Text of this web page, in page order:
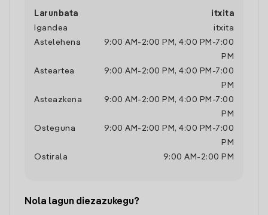
Larunbata
itxita
Igandea
itxita
Astelehena
9:00 AM - 2:00 PM , 4:00 PM -7:00
PM
Asteartea
9:00 AM - 2:00 PM , 4:00 PM -7:00
PM
Asteazkena
9:00 AM - 2:00 PM , 4:00 PM -7:00
PM
Osteguna
9:00 AM - 2:00 PM , 4:00 PM -7:00
PM
Ostirala
9:00 AM - 2:00 PM
Nola lagun diezazukegu?